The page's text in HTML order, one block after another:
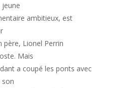
ambitieux, est
père, Lionel Perrin
Mais
a coupé les ponts avec